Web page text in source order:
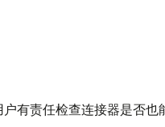
有责任检查连接器是否也